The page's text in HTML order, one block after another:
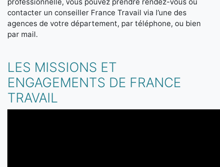
professionnelle, vous pouvez prendre rendez-vous ou
contacter un conseiller France Travail via l’une des
agences de votre département, par téléphone, ou bien
par mail.
LES MISSIONS ET
ENGAGEMENTS DE FRANCE
TRAVAIL